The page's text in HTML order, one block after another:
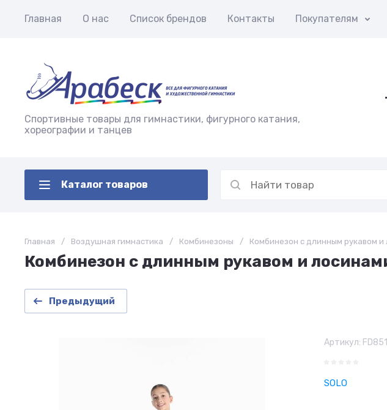
Главная О нас Список брендов Контакты Покупателям
Спортивные товары для гимнастики, фигурного катания,
хореографии и танцев
Каталог товаров
Главная / Воздушная гимнастика / Комбинезоны / Комбинезон с длинным рукавом и
Комбинезон с длинным рукавом и
Предыдущий
Артикул:
SOLO